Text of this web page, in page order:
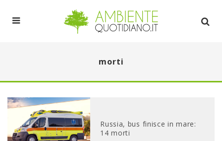
morti
Russia, bus finisce in mare:
14 morti